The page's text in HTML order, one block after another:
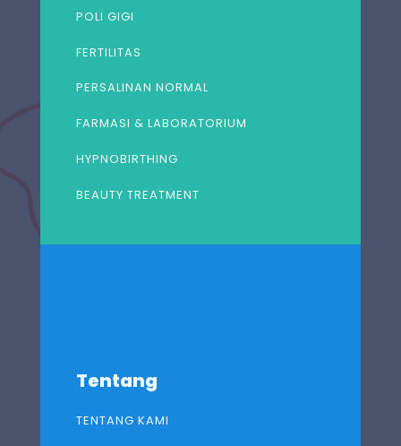
POLI GIGI
FERTILITAS
PERSALINAN NORMAL
FARMASI & LABORATORIUM
HYPNOBIRTHING
BEAUTY TREATMENT
Tentang
TENTANG KAMI